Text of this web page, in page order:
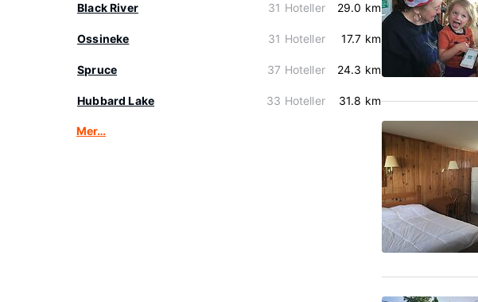
Black River 31 Hoteller 29.0 km
Ossineke 31 Hoteller 17.7 km
Spruce 37 Hoteller 24.3 km
Hubbard Lake 33 Hoteller 31.8 km
Mer…